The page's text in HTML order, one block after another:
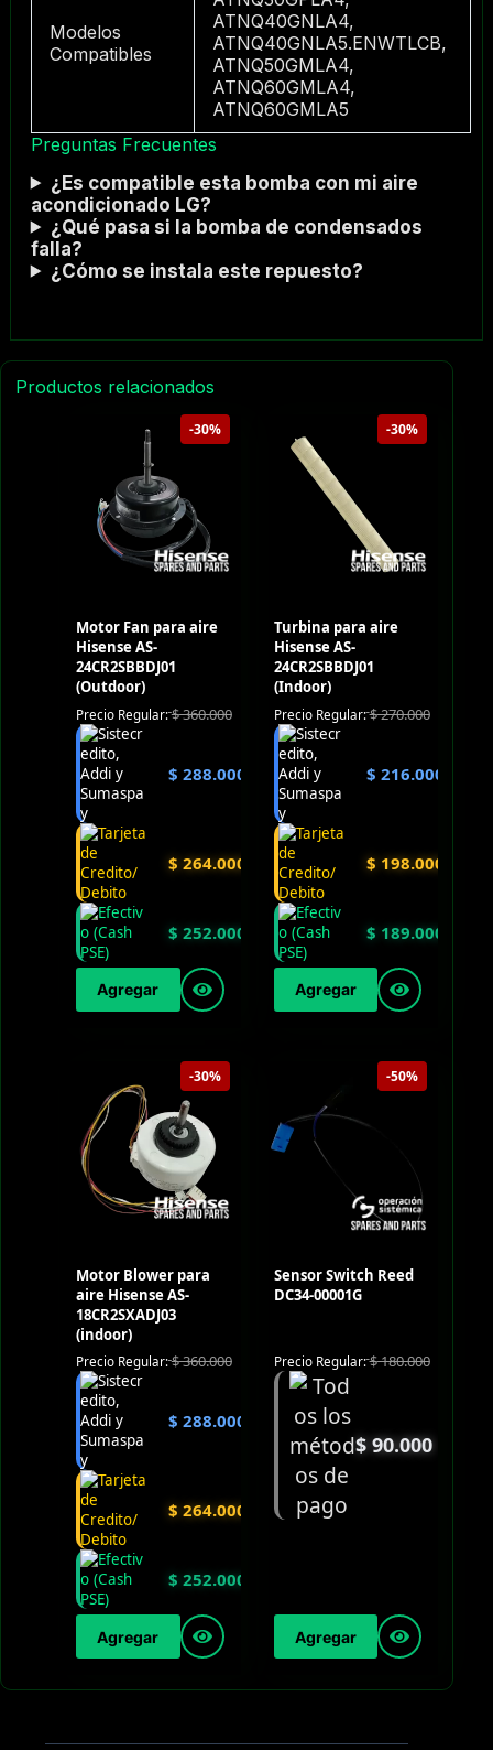
Modelos
Compatibles
ATNQ40GNLA4,
ATNQ40GNLA5.ENWTLCB,
ATNQ50GMLA4,
ATNQ60GMLA4,
ATNQ60GMLA5
Preguntas Frecuentes
¿Es compatible esta bomba con mi aire
acondicionado LG?
¿Qué pasa si la bomba de condensados
falla?
¿Cómo se instala este repuesto?
Productos relacionados
-30%
Motor Fan para aire
Hisense AS-
24CR2SBBDJ01
(Outdoor)
Precio Regular:$360.000
$ 288.000
$ 264.000
$ 252.000
Agregar
-30%
Turbina para aire
Hisense AS-
24CR2SBBDJ01
(Indoor)
Precio Regular:$270.000
$ 216.000
$ 198.000
$ 189.000
Agregar
-30%
Motor Blower para
aire Hisense AS-
18CR2SXADJ03
(indoor)
Precio Regular:$360.000
$ 288.000
$ 264.000
$ 252.000
Agregar
-50%
Sensor Switch Reed
DC34-00001G
Precio Regular:$180.000
$90.000
Agregar